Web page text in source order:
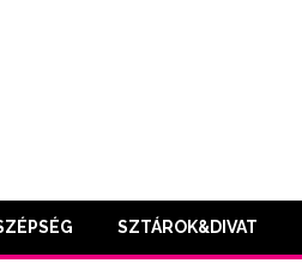
SZTÁROK&DIVAT